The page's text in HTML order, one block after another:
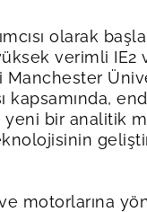
olarak
verimli IE2
Manchester
kapsamında,
bir analitik
motorlarına